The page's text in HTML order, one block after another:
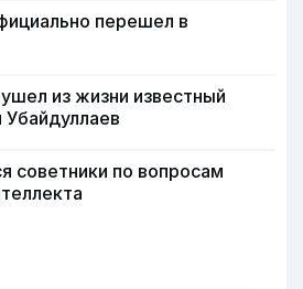
перешел в
из жизни известный
советники по вопросам